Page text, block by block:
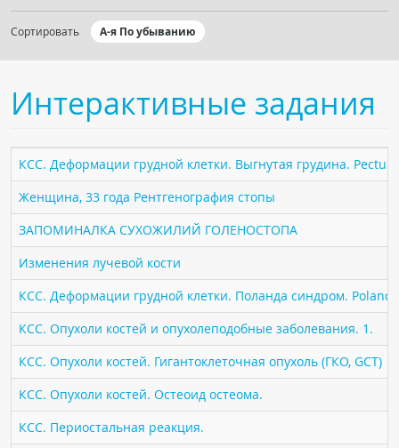
ПАЦИЕНТАМ
Где пройти обследование
Компьютерная томография (КТ)
Магнитно-резонансная томография (МРТ)
Спросить врача
ПОМОЩЬ
Сортировать А-я По убыванию
Интерактивные задания
КСС. Деформации грудной клетки. Выгнутая грудина. Pectus
Женщина, 33 года Рентгенография стопы
ЗАПОМИНАЛКА СУХОЖИЛИЙ ГОЛЕНОСТОПА
Изменения лучевой кости
КСС. Деформации грудной клетки. Поланда синдром. Poland
КСС. Опухоли костей и опухолеподобные заболевания. 1.
КСС. Опухоли костей. Гигантоклеточная опухоль (ГКО, GCT)
КСС. Опухоли костей. Остеоид остеома.
КСС. Периостальная реакция.